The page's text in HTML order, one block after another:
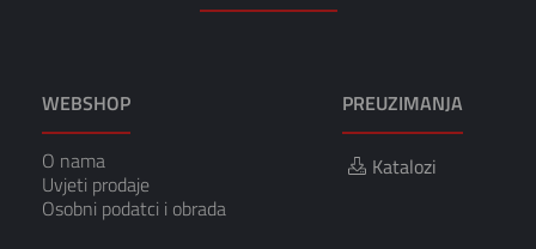
WEBSHOP
O nama
Uvjeti prodaje
Osobni podatci i obrada
PREUZIMANJA
Katalozi